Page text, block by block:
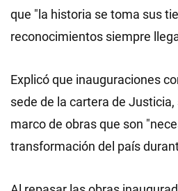
que "la historia se toma sus
reconocimientos siempre
Explicó que inauguraciones
sede de la cartera de Justicia,
marco de obras que son
transformación del país